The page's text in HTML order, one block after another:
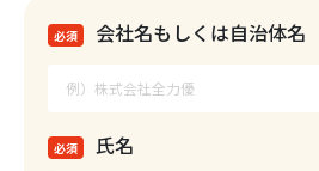
必須 会社名もしくは自治体名
必須 氏名